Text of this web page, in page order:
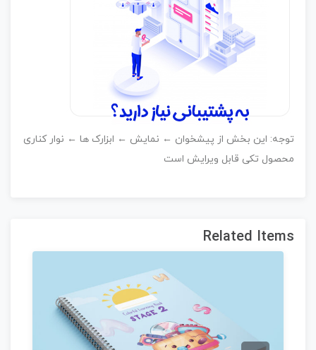
این بخش از پیشخوان ← نمایش ← ابزارک ها ← نوار کناری
تکی قابل ویرایش است
Related